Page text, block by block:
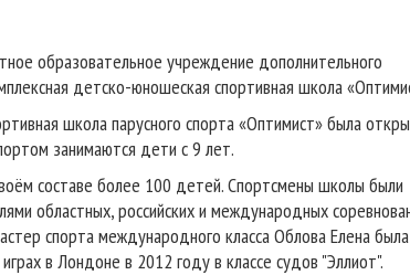
образовательное учреждение дополнительного
детско-юношеская спортивная школа
школа парусного спорта «Оптимист» была
занимаются дети с 9 лет.
составе более 100 детей. Спортсмены школы были
областных, российских и международных
спорта международного класса Облова Елена
в Лондоне в 2012 году в классе судов "Эллиот".